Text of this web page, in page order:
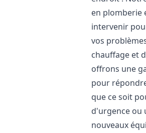
en plomberie
intervenir
vos
chauffage et
offrons une
pour
que ce soit
d'urgence ou
nouveaux